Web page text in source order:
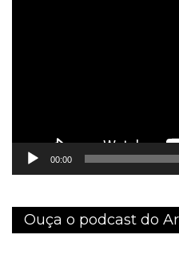
00:00
Ouça o podcast do